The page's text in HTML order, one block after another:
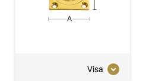
Visa